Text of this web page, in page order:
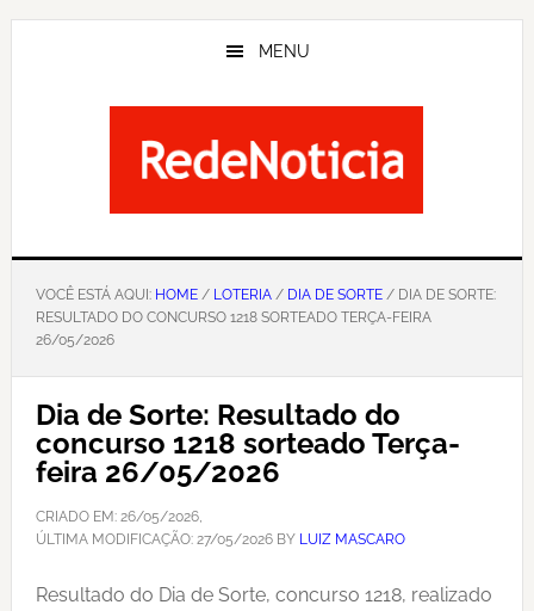
Skip
MENU
VOCÊ ESTÁ AQUI: HOME/ LOTERIA/ DIA DE SORTE/ DIA DE SORTE:
RESULTADO DO CONCURSO 1218 SORTEADO TERÇA-FEIRA
26/05/2026
Dia de Sorte: Resultado do
concurso 1218 sorteado Terça-
feira 26/05/2026
CRIADO EM: 26/05/2026,
ÚLTIMA MODIFICAÇÃO: 27/05/2026BY LUIZ MASCARO
Resultado do Dia de Sorte, concurso 1218, realizado